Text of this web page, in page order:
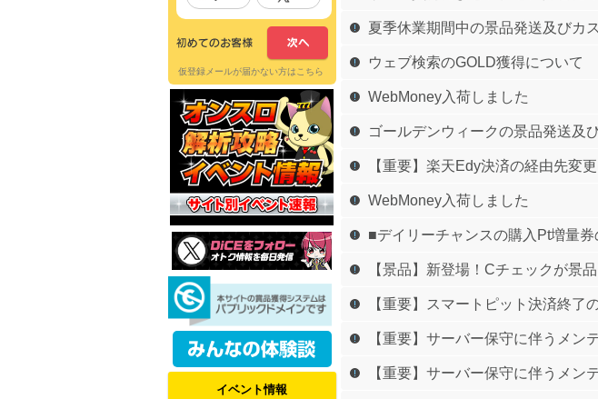
夏季休業期間中の景品発送及びカ
ウェブ検索のGOLD獲得について
WebMoney入荷しました
ゴールデンウィークの景品発送及
【重要】楽天Edy決済の経由先変
WebMoney入荷しました
■デイリーチャンスの購入Pt増量
【景品】新登場！Cチェックが景
【重要】スマートピット決済終了
【重要】サーバー保守に伴うメン
【重要】サーバー保守に伴うメン
仮登録メールが届かない方はこちら
イベント情報